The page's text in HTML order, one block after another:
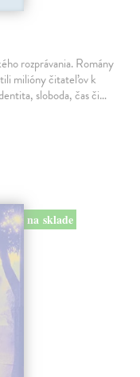
rozprávania. Romány
milióny čitateľov k
sloboda, čas či…
na sklade